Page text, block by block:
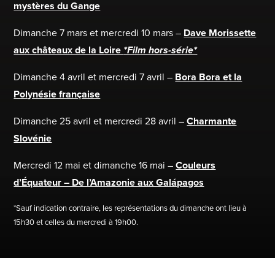
mystères du Gange
Dimanche 7 mars et mercredi 10 mars – Dave Morissette
aux châteaux de la Loire *Film hors-série*
Dimanche 4 avril et mercredi 7 avril – Bora Bora et la
Polynésie française
Dimanche 25 avril et mercredi 28 avril –Charmante
Slovénie
Mercredi 12 mai et dimanche 16 mai –Couleurs
d’Équateur – De l’Amazonie aux Galápagos
*Sauf indication contraire, les représentations du dimanche ont lieu à
15h30 et celles du mercredi à 19h00.